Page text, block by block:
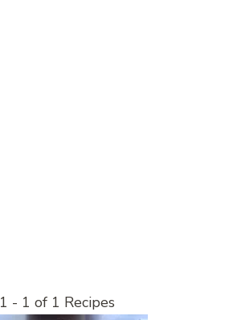
1 - 1 of 1 Recipes